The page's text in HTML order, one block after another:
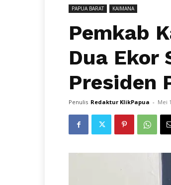
PAPUA BARAT KAIMANA
Pemkab
Dua Ekor
Presiden
Penulis Redaktur KlikPapua - Mei